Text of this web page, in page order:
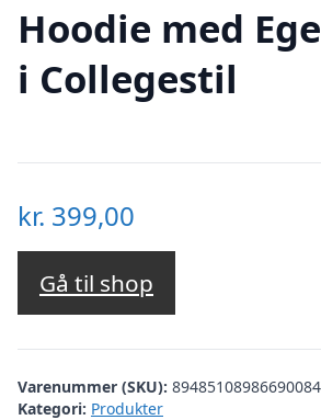
Hoodie med
i Collegestil
kr. 399,00
Gå til shop
Varenummer (SKU):
Kategori: Produkter